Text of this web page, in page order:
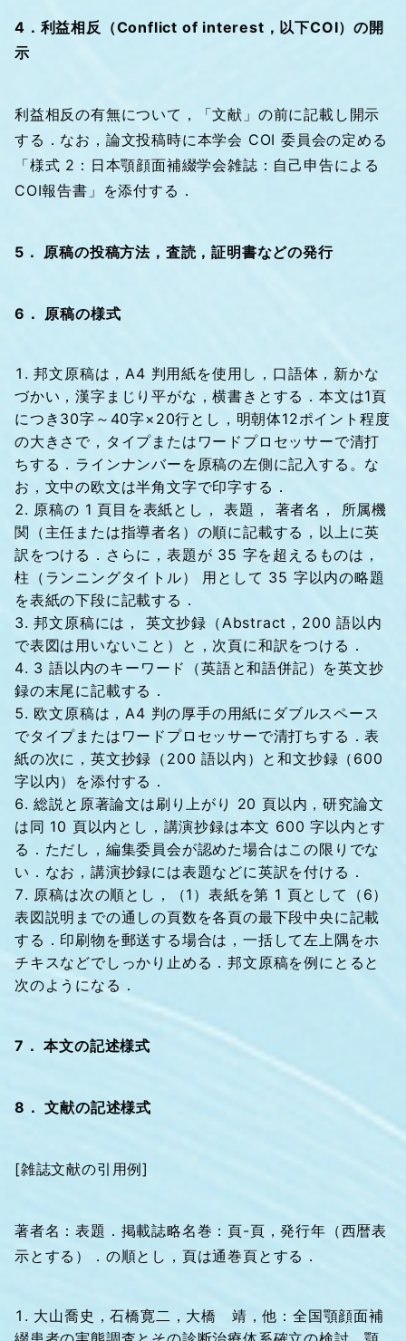
4．利益相反（Conflict of interest，以下COI）の開
示
利益相反の有無について，「文献」の前に記載し開示
する．なお，論文投稿時に本学会 COI 委員会の定める
「様式 2：日本顎顔面補綴学会雑誌：自己申告による
COI報告書」を添付する．
5． 原稿の投稿方法，査読，証明書などの発行
6． 原稿の様式
邦文原稿は，A4 判用紙を使用し，口語体，新かな
づかい，漢字まじり平がな，横書きとする．本文は1頁
につき30字～40字×20行とし，明朝体12ポイント程度
の大きさで，タイプまたはワードプロセッサーで清打
ちする．ラインナンバーを原稿の左側に記入する。な
お，文中の欧文は半角文字で印字する．
原稿の 1 頁目を表紙とし， 表題， 著者名， 所属機
関（主任または指導者名）の順に記載する，以上に英
訳をつける．さらに，表題が 35 字を超えるものは，
柱（ランニングタイトル） 用として 35 字以内の略題
を表紙の下段に記載する．
邦文原稿には， 英文抄録（Abstract，200 語以内
で表図は用いないこと）と，次頁に和訳をつける．
3 語以内のキーワード（英語と和語併記）を英文抄
録の末尾に記載する．
欧文原稿は，A4 判の厚手の用紙にダブルスペース
でタイプまたはワードプロセッサーで清打ちする．表
紙の次に，英文抄録（200 語以内）と和文抄録（600
字以内）を添付する．
総説と原著論文は刷り上がり 20 頁以内，研究論文
は同 10 頁以内とし，講演抄録は本文 600 字以内とす
る．ただし，編集委員会が認めた場合はこの限りでな
い．なお，講演抄録には表題などに英訳を付ける．
原稿は次の順とし，（1）表紙を第 1 頁として（6）
表図説明までの通しの頁数を各頁の最下段中央に記載
する．印刷物を郵送する場合は，一括して左上隅をホ
チキスなどでしっかり止める．邦文原稿を例にとると
次のようになる．
7． 本文の記述様式
8． 文献の記述様式
[雑誌文献の引用例]
著者名：表題．掲載誌略名巻：頁-頁，発行年（西暦表
示とする）．の順とし，頁は通巻頁とする．
大山喬史，石橋寛二，大橋 靖，他：全国顎顔面補